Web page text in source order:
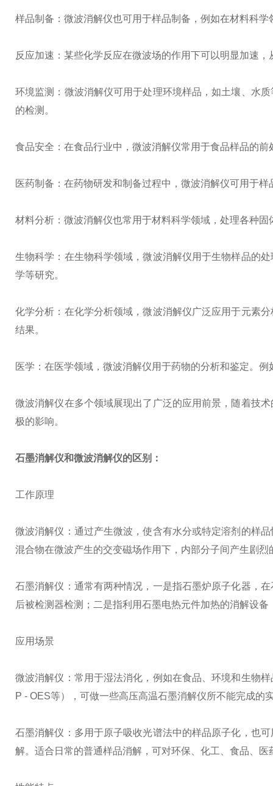
样品制备：微波消解仪也可用于样品制备，例如在材料科
反应加速：某些化学反应在微波场的作用下可以明显加速
环境监测：微波消解仪可用于处理环境样品，如土壤、水
的检测。
食品安全：在食品行业中，微波消解仪常用于食品样品的
医药制备：在药物研发和制备过程中，微波消解仪可用于
材料分析：微波消解仪也常用于材料科学领域，处理各种
生物科学：在生物科学领域，微波消解仪用于生物样品的
学等研究。
化学分析：在化学分析领域，微波消解仪广泛应用于元素
结果。
医学：在医学领域，微波消解仪用于药物的分析和鉴定。
微波消解仪在多个领域展现出了广泛的应用前景，随着技
极的影响。
石墨消解仪和微波消解仪的区别：
工作原理
微波消解仪：通过产生微波，使含有水分或特定溶剂的样
混合物在微波产生的交变磁场作用下，内部分子间产生剧
石墨消解仪：通常有两种情况，一是指石墨炉原子化器，
后被检测器检测；二是指利用石墨电热元件加热的消解设
应用场景
微波消解仪：常用于湿法消化，例如在食品、环境和生物
P - OES等），可做一些高压高温石墨消解仪所不能完成的
石墨消解仪：多用于原子吸收光谱法中的样品原子化，也
解。适合日常的普通样品消解，可对环保、化工、食品、